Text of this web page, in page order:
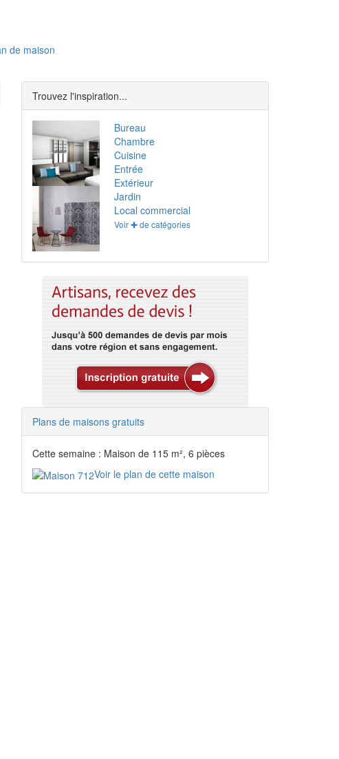
de maison
Trouvez l'inspiration...
Bureau
Chambre
Cuisine
Entrée
Extérieur
Jardin
Local commercial
Voir ✚ de catégories
Plans de maisons gratuits
Cette semaine : Maison de 115 m², 6 pièces
Voir le plan de cette maison